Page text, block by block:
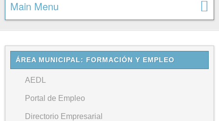
Main Menu
ÁREA MUNICIPAL: FORMACIÓN Y EMPLEO
AEDL
Portal de Empleo
Directorio Empresarial